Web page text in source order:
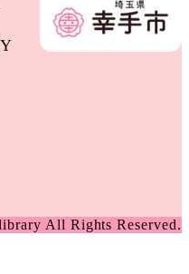
All Rights Reserved.